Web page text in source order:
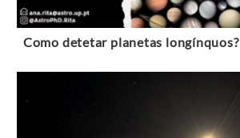
Como detetar planetas longínquos?